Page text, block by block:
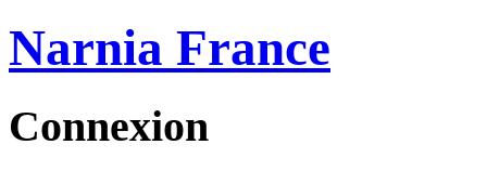
Narnia France
Connexion